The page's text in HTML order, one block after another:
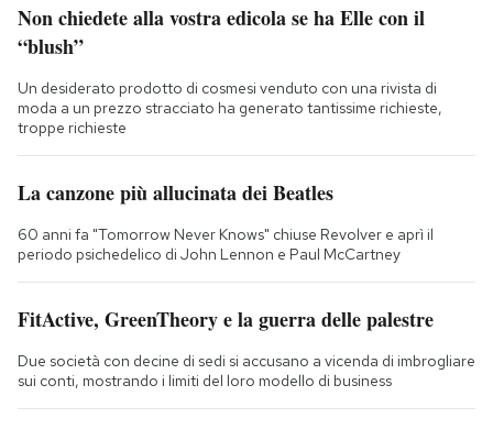
Non chiedete alla vostra edicola se ha Elle con il
“blush”
Un desiderato prodotto di cosmesi venduto con una rivista di
moda a un prezzo stracciato ha generato tantissime richieste,
troppe richieste
La canzone più allucinata dei Beatles
60 anni fa "Tomorrow Never Knows" chiuse Revolver e aprì il
periodo psichedelico di John Lennon e Paul McCartney
FitActive, GreenTheory e la guerra delle palestre
Due società con decine di sedi si accusano a vicenda di imbrogliare
sui conti, mostrando i limiti del loro modello di business